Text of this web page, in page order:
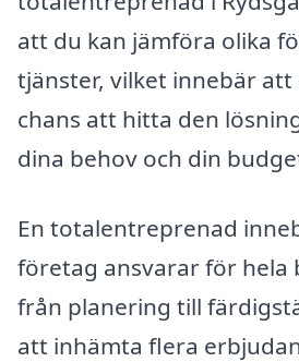
att du kan jämföra olika
tjänster, vilket innebär
chans att hitta den
dina behov och din
En totalentreprenad
företag ansvarar för hela
från planering till
att inhämta flera